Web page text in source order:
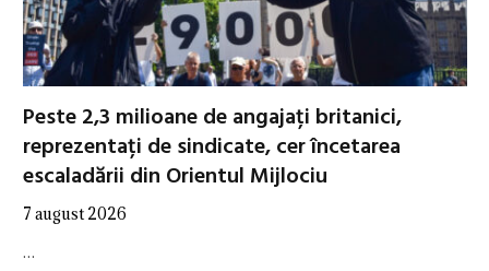
Peste 2,3 milioane de angajați britanici,
reprezentați de sindicate, cer încetarea
escaladării din Orientul Mijlociu
7 august 2026
…